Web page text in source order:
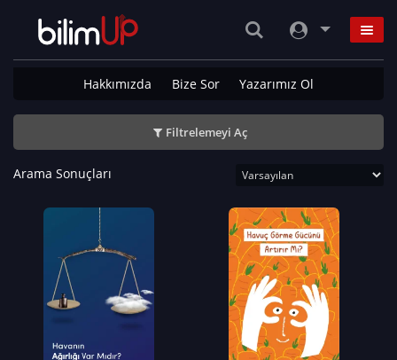
Hakkımızda Bize Sor Yazarımız Ol
Filtrelemeyi Aç
Arama Sonuçları